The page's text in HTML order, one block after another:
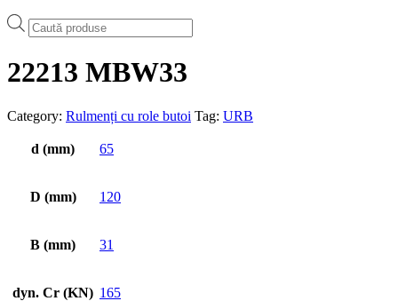
Products
search
22213 MBW33
Category: Rulmenți cu role butoi Tag: URB
d (mm) 65
D (mm) 120
B (mm) 31
dyn. Cr (KN) 165